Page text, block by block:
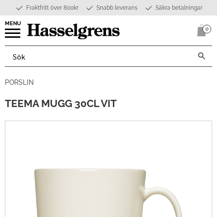
Meny
Fraktfritt över 800kr Snabb leverans Säkra betalningar
0
PORSLIN
TEEMA MUGG 30CL VIT